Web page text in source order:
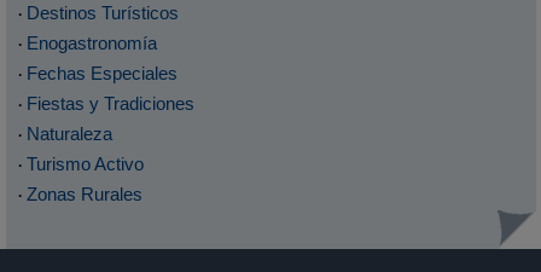
· Destinos Turísticos
· Enogastronomía
· Fechas Especiales
· Fiestas y Tradiciones
· Naturaleza
· Turismo Activo
· Zonas Rurales